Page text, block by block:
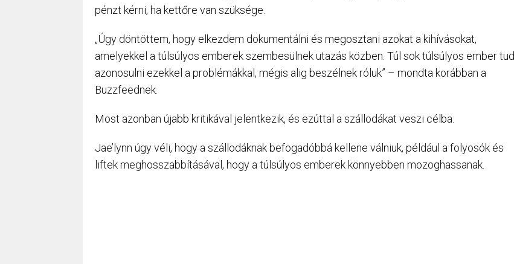
pénzt kérni, ha kettőre van szüksége.
„Úgy döntöttem, hogy elkezdem dokumentálni és megosztani azokat a kihívásokat,
amelyekkel a túlsúlyos emberek szembesülnek utazás közben. Túl sok túlsúlyos ember tud
azonosulni ezekkel a problémákkal, mégis alig beszélnek róluk” – mondta korábban a
Buzzfeednek.
Most azonban újabb kritikával jelentkezik, és ezúttal a szállodákat veszi célba.
Jae’lynn úgy véli, hogy a szállodáknak befogadóbbá kellene válniuk, például a folyosók és
liftek meghosszabbításával, hogy a túlsúlyos emberek könnyebben mozoghassanak.